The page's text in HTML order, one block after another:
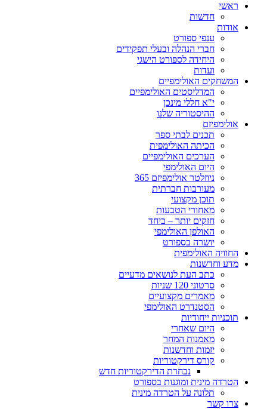
ראשי
חדשות
אודות
ענפי ספורט
חברי הנהלה ובעלי תפקידים
היחידה לספורט הישגי
ועדות
המשחקים האולימפיים
המדליסטים האולימפיים
י"א חללי מינכן
ההיסטוריה שלנו
אולימפיזם
תכנים לבתי ספר
הכיתה האולימפית
הערכים האולימפיים
היום האולימפי
ניוזלטר אולימפיזם 365
מעורבות חברתית
תוכן מקצועי
מאחורי הטבעות
חזקים יותר – ביחד
האולפן האולימפי
יושרה בספורט
החוויה האולימפית
מדע וחדשנות
כתב העת לנושאים מדעיים
סרטוני 120 שניות
מאמרים מקצועיים
הסטנדרט האולימפי
תוכניות ייחודיות
היום שאחרי
מאמנות המחר
יזמות וחדשנות
קורס דירקטוריות
נבחרת הדירקטוריות חדש
הטרדה מינית ומוגנות בספורט
תלונה על הטרדה מינית
צרו קשר